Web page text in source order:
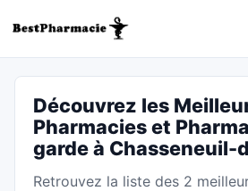
Découvrez les
Pharmacies et
garde à Chasseneuil-
Retrouvez la liste des 2